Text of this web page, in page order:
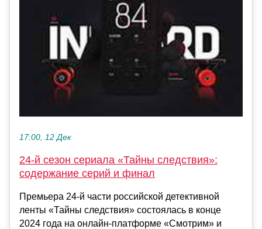
17:00, 12 Дек
24-й сезон сериала «Тайны следствия»:
содержание серий и финал
Премьера 24-й части российской детективной
ленты «Тайны следствия» состоялась в конце
2024 года на онлайн-платформе «Смотрим» и